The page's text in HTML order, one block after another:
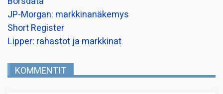
JP-Morgan: markkinanäkemys
Short Register
Lipper: rahastot ja markkinat
KOMMENTIT